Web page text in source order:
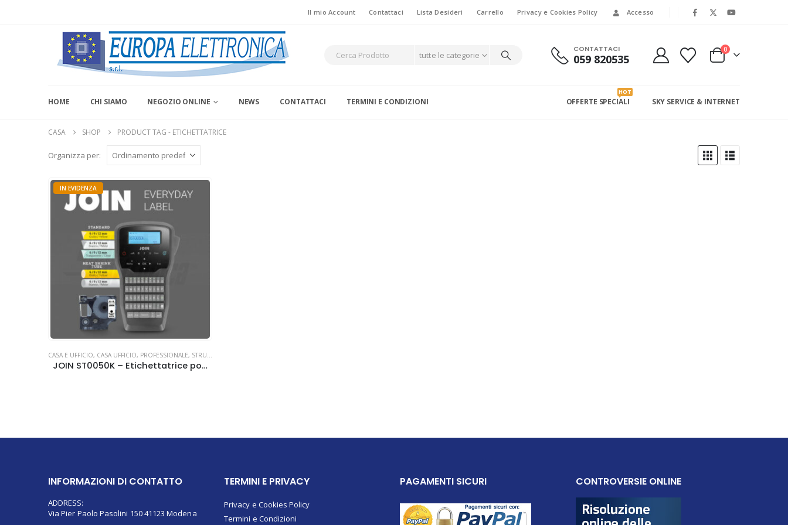
Il mio Account Contattaci Lista Desideri Carrello Privacy e Cookies Policy Accesso
tutte le categorie
CONTATTACI
059 820535
0
HOME CHI SIAMO NEGOZIO ONLINE NEWS CONTATTACI TERMINI E CONDIZIONI OFFERTE SPECIALI
HOT
SKY SERVICE & INTERNET
CASA SHOP PRODUCT TAG - ETICHETTATRICE
Organizza per:
IN EVIDENZA
CASA E UFFICIO, CASA UFFICIO, PROFESSIONALE, STRUMENTI PROFESSIONALI
JOIN ST0050K – Etichettatrice portatile EVERYDAY LABEL
INFORMAZIONI DI CONTATTO
ADDRESS:
Via Pier Paolo Pasolini 150 41123 Modena
TERMINI E PRIVACY
Privacy e Cookies Policy
Termini e Condizioni
PAGAMENTI SICURI CONTROVERSIE ONLINE